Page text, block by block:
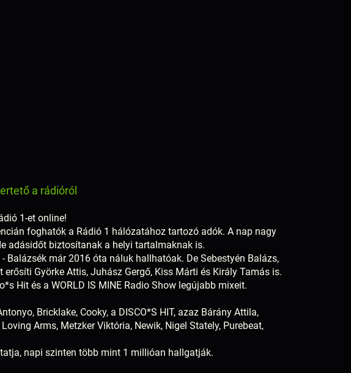
a rádióról
1-et online!
foghatók a Rádió 1 hálózatához tartozó adók. A nap nagy
adásidőt biztosítanak a helyi tartalmaknak is.
már 2016 óta náluk hallhatóak. De Sebestyén Balázs,
Györke Attis, Juhász Gergő, Kiss Márti és Király Tamás is.
Hit és a WORLD IS MINE Radio Show legújabb mixeit.
Bricklake, Cooky, a DISCO*S HIT, azaz Bárány Attila,
Arms, Metzker Viktória, Newik, Nigel Stately, Purebeat,
napi szinten több mint 1 millióan hallgatják.